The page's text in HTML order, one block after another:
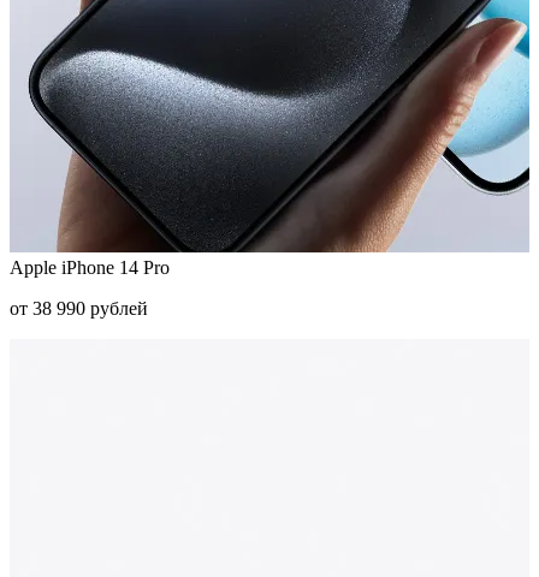
Apple iPhone 14 Pro
от 38 990 рублей